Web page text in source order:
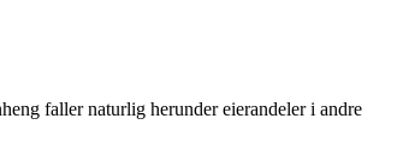
faller naturlig herunder eierandeler i andre